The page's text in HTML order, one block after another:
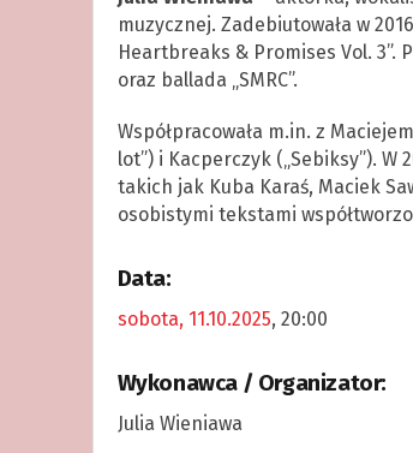
muzycznej. Zadebiutowała w
Heartbreaks & Promises Vol. 3”.
oraz ballada „SMRC”.
Współpracowała m.in. z
lot”) i Kacperczyk („Sebiksy”).
takich jak Kuba Karaś, Maciek
osobistymi tekstami
Data:
sobota, 11.10.2025, 20:00
Wykonawca / Organizator:
Julia Wieniawa